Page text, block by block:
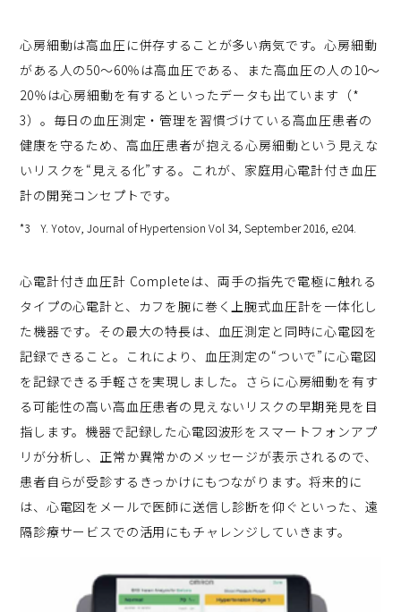
心房細動は高血圧に併存することが多い病気です。心房細動
がある人の50～60％は高血圧である、また高血圧の人の10～
20％は心房細動を有するといったデータも出ています（*
3）。毎日の血圧測定・管理を習慣づけている高血圧患者の
健康を守るため、高血圧患者が抱える心房細動という見えな
いリスクを“見える化”する。これが、家庭用心電計付き血圧
計の開発コンセプトです。
*3 Y. Yotov, Journal of Hypertension Vol 34, September 2016, e204.
心電計付き血圧計 Completeは、両手の指先で電極に触れる
タイプの心電計と、カフを腕に巻く上腕式血圧計を一体化し
た機器です。その最大の特長は、血圧測定と同時に心電図を
記録できること。これにより、血圧測定の“ついで”に心電図
を記録できる手軽さを実現しました。さらに心房細動を有す
る可能性の高い高血圧患者の見えないリスクの早期発見を目
指します。機器で記録した心電図波形をスマートフォンアプ
リが分析し、正常か異常かのメッセージが表示されるので、
患者自らが受診するきっかけにもつながります。将来的に
は、心電図をメールで医師に送信し診断を仰ぐといった、遠
隔診療サービスでの活用にもチャレンジしていきます。